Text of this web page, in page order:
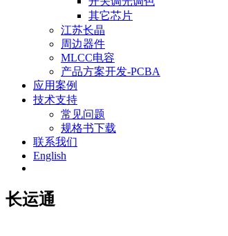
其它芯片
江苏长晶
周边器件
MLCC电容
产品方案开发-PCBA
应用案例
技术支持
常见问题
规格书下载
联系我们
English
长运通